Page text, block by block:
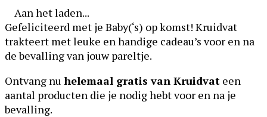
Aan het laden...
Gefeliciteerd met je Baby(‘s) op komst! Kruidvat
trakteert met leuke en handige cadeau’s voor en na
de bevalling van jouw pareltje.
Ontvang nu helemaal gratis van Kruidvat een
aantal producten die je nodig hebt voor en na je
bevalling.